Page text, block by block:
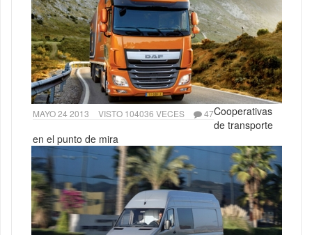
MAYO 24 2013 VISTO 104036 VECES 47Cooperativas
de transporte
en el punto de mira